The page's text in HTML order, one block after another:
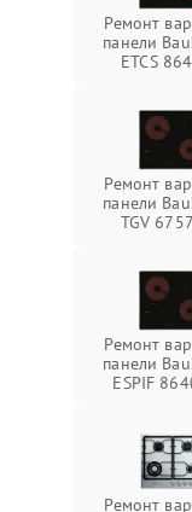
Ремонт
панели
ETCS
Ремонт
панели
TGV
Ремонт
панели
ESPIF
Ремонт